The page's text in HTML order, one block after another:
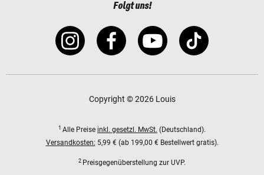
Folgt uns!
Copyright © 2026 Louis
1 Alle Preise inkl. gesetzl. MwSt. (Deutschland).
Versandkosten: 5,99 € (ab 199,00 € Bestellwert gratis).
2 Preisgegenüberstellung zur UVP.